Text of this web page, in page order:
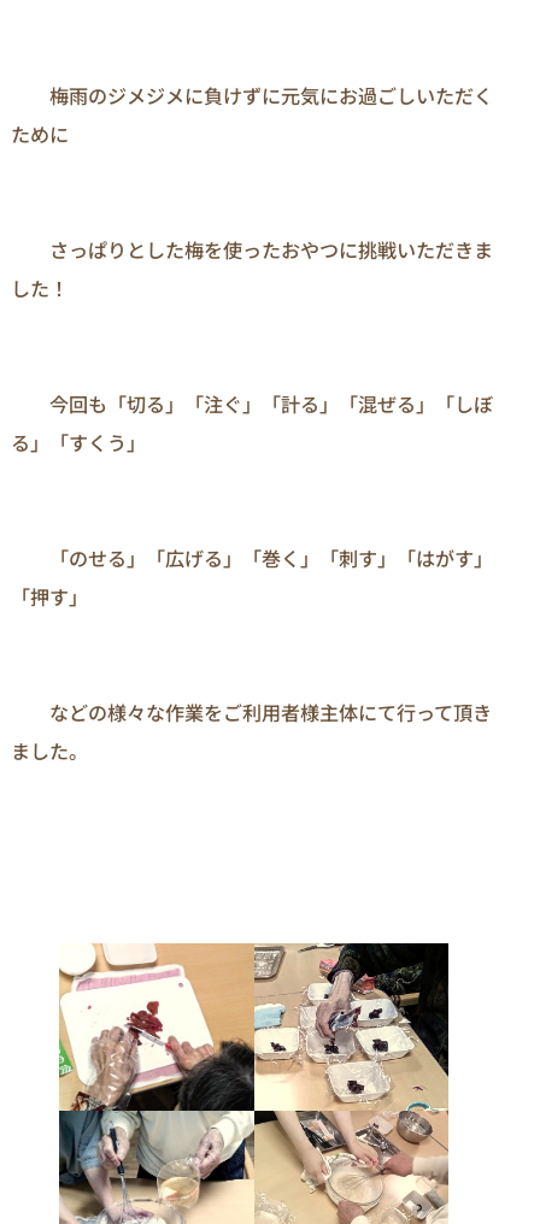
梅雨のジメジメに負けずに元気にお過ごしいただく
ために
さっぱりとした梅を使ったおやつに挑戦いただきま
した！
今回も「切る」「注ぐ」「計る」「混ぜる」「しぼ
る」「すくう」
「のせる」「広げる」「巻く」「刺す」「はがす」
「押す」
などの様々な作業をご利用者様主体にて行って頂き
ました。